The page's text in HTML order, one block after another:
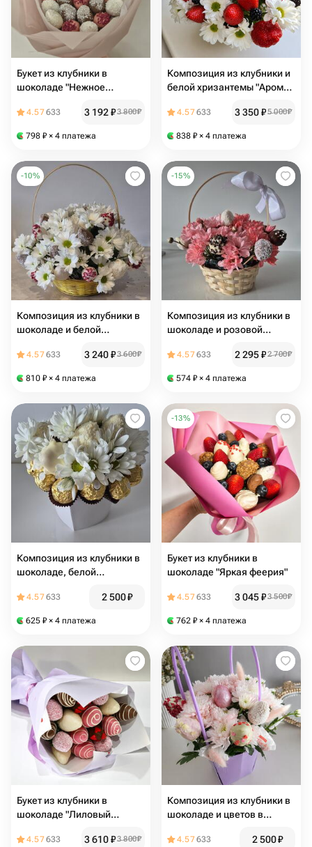
Букет из клубники в
шоколаде "Нежное
4.57633 3 192₽3 800₽
798 ₽ × 4 платежа
Композиция из клубники и
белой хризантемы "Аромат
4.57633 3 350₽5 000₽
838 ₽ × 4 платежа
-10%
Композиция из клубники в
шоколаде и белой
нежность"
4.57633 3 240₽3 600₽
810 ₽ × 4 платежа
-15%
Композиция из клубники в
шоколаде и розовой
4.57633 2 295₽2 700₽
574 ₽ × 4 платежа
Композиция из клубники в
шоколаде, белой
"Ферреро Роше"
4.57633 2 500₽
625 ₽ × 4 платежа
-13%
Букет из клубники в
шоколаде "Яркая феерия"
4.57633 3 045₽3 500₽
762 ₽ × 4 платежа
Букет из клубники в
шоколаде "Лиловый
4.57633 3 610₽3 800₽
Композиция из клубники в
шоколаде и цветов в
4.57633 2 500₽